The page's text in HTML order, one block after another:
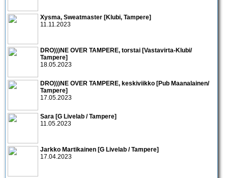
Xysma, Sweatmaster [Klubi, Tampere]
11.11.2023
DRO)))NE OVER TAMPERE, torstai [Vastavirta-Klubi/
Tampere]
18.05.2023
DRO)))NE OVER TAMPERE, keskiviikko [Pub Maanalainen/
Tampere]
17.05.2023
Sara [G Livelab / Tampere]
11.05.2023
Jarkko Martikainen [G Livelab / Tampere]
17.04.2023